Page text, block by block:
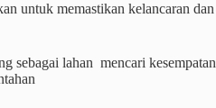
untuk memastikan kelancaran dan
sebagai lahan mencari kesempatan